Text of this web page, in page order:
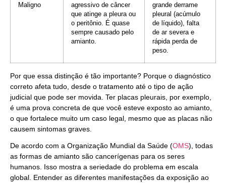
Maligno
agressivo de câncer
que atinge a pleura ou
o peritônio. É quase
sempre causado pelo
amianto.
grande derrame
pleural (acúmulo
de líquido), falta
de ar severa e
rápida perda de
peso.
Por que essa distinção é tão importante? Porque o diagnóstico
correto afeta tudo, desde o tratamento até o tipo de ação
judicial que pode ser movida. Ter placas pleurais, por exemplo,
é uma prova concreta de que você esteve exposto ao amianto,
o que fortalece muito um caso legal, mesmo que as placas não
causem sintomas graves.
De acordo com a Organização Mundial da Saúde (OMS), todas
as formas de amianto são cancerígenas para os seres
humanos. Isso mostra a seriedade do problema em escala
global. Entender as diferentes manifestações da exposição ao